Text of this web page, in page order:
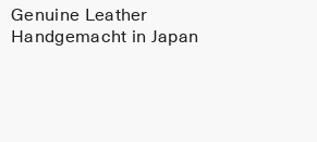
Genuine Leather
Handgemacht in Japan